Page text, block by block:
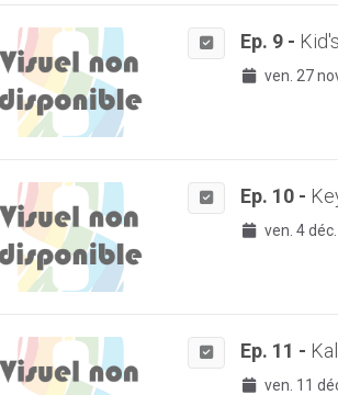
Ep. 9 -
ven. 27
Ep. 10 -
ven. 4
Ep. 11 -
ven. 11